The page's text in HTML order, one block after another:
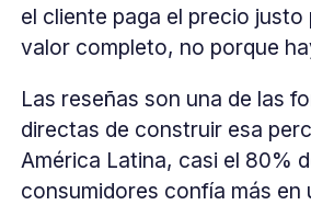
el cliente paga el precio justo
valor completo, no porque
Las reseñas son una de las
directas de construir esa
América Latina, casi el 80%
consumidores confía más en